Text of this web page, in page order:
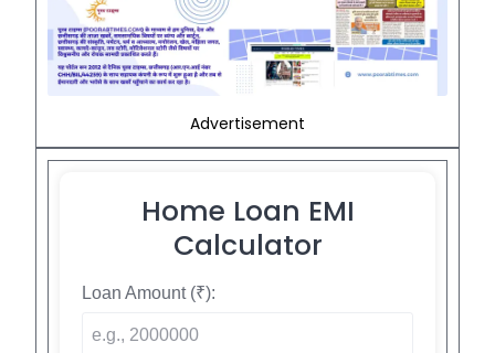
Advertisement
Home Loan EMI
Calculator
Loan Amount (₹):